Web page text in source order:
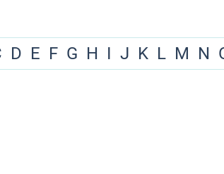
D E F G H I J K L M N